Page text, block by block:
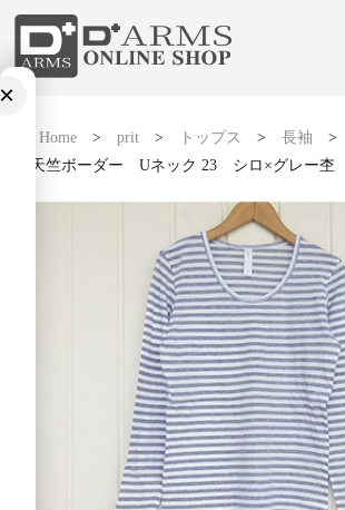
Home> prit> トップス > 長袖 >
マ天竺ボーダー Uネック 23 シロ×グレー杢
×